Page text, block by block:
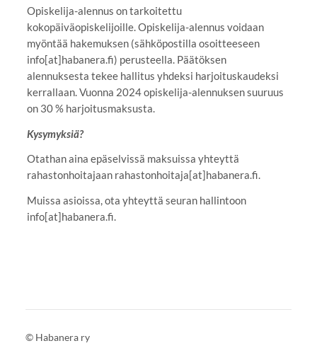
Opiskelija-alennus on tarkoitettu
kokopäiväopiskelijoille. Opiskelija-alennus voidaan
myöntää hakemuksen (sähköpostilla osoitteeseen
info[at]habanera.fi) perusteella. Päätöksen
alennuksesta tekee hallitus yhdeksi harjoituskaudeksi
kerrallaan. Vuonna 2024 opiskelija-alennuksen suuruus
on 30 % harjoitusmaksusta.
Kysymyksiä?
Otathan aina epäselvissä maksuissa yhteyttä
rahastonhoitajaan rahastonhoitaja[at]habanera.fi.
Muissa asioissa, ota yhteyttä seuran hallintoon
info[at]habanera.fi.
© Habanera ry